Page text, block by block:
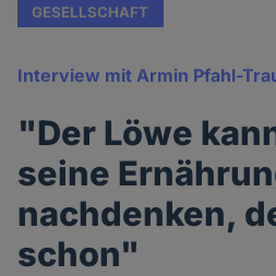
GESELLSCHAFT
Interview mit Armin Pfahl-
"Der Löwe
seine
nachdenken,
schon"